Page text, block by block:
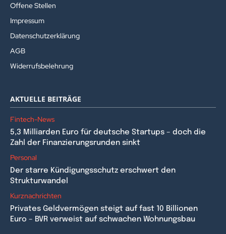
Offene Stellen
Impressum
Datenschutzerklärung
AGB
Widerrufsbelehrung
AKTUELLE BEITRÄGE
Fintech-News
5,3 Milliarden Euro für deutsche Startups – doch die
Zahl der Finanzierungsrunden sinkt
Personal
Der starre Kündigungsschutz erschwert den
Strukturwandel
Kurznachrichten
Privates Geldvermögen steigt auf fast 10 Billionen
Euro – BVR verweist auf schwachen Wohnungsbau